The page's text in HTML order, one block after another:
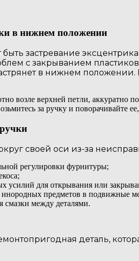
в нижнем положении
застревание
с закрыванием
в нижнем
возле верхней петли, аккуратно
за ручку и поворачивайте
своей оси из-за
регулировки фурнитуры;
усилий для открывания или
предметов в подвижные
смазки между деталями.
деталь,